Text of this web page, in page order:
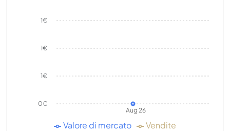
Aug 26
0€
1€
1€
1€
Valore di mercato Vendite